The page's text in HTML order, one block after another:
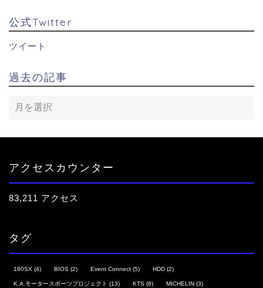
公式Twitter
ツイート
過去の記事
アクセスカウンター
83,211 アクセス
タグ
180SX (4) BIOS (2) Event Connect (5) HDD (2)
K.A.モータースポーツプロジェクト (13) KTS (8) MICHELIN (3)